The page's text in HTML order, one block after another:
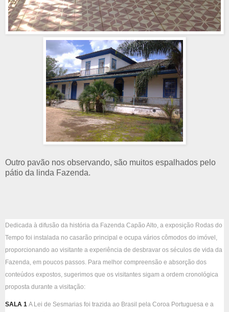
Outro pavão nos observando, são muitos espalhados pelo
pátio da linda Fazenda.
Dedicada à difusão da história da Fazenda Capão Alto, a exposição Rodas do
Tempo foi instalada no casarão principal e ocupa vários cômodos do imóvel,
proporcionando ao visitante a experiência de desbravar os séculos de vida da
Fazenda, em poucos passos. Para melhor compreensão e absorção dos
conteúdos expostos, sugerimos que os visitantes sigam a ordem cronológica
proposta durante a visitação:
SALA 1 A Lei de Sesmarias foi trazida ao Brasil pela Coroa Portuguesa e a